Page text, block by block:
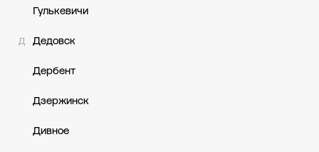
Гулькевичи
Д Дедовск
Дербент
Дзержинск
Дивное